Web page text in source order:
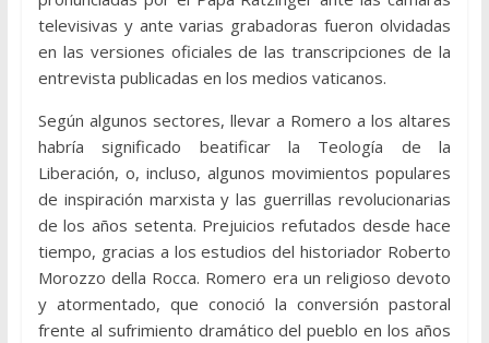
televisivas y ante varias grabadoras fueron olvidadas
en las versiones oficiales de las transcripciones de la
entrevista publicadas en los medios vaticanos.
Según algunos sectores, llevar a Romero a los altares
habría significado beatificar la Teología de la
Liberación, o, incluso, algunos movimientos populares
de inspiración marxista y las guerrillas revolucionarias
de los años setenta. Prejuicios refutados desde hace
tiempo, gracias a los estudios del historiador Roberto
Morozzo della Rocca. Romero era un religioso devoto
y atormentado, que conoció la conversión pastoral
frente al sufrimiento dramático del pueblo en los años